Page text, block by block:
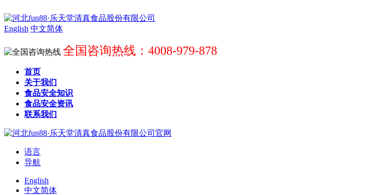
English 中文简体
全国咨询热线：4008-979-878
首页
关于我们
食品安全知识
食品安全资讯
联系我们
语言
导航
English
中文简体